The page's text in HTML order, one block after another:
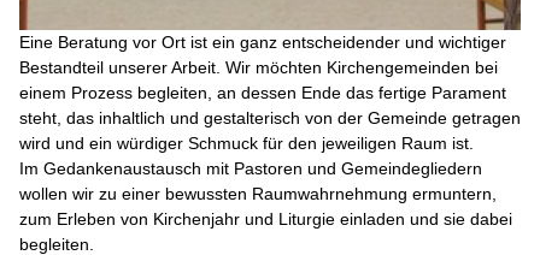
Eine Beratung vor Ort ist ein ganz entscheidender und wichtiger
Bestandteil unserer Arbeit. Wir möchten Kirchengemeinden bei
einem Prozess begleiten, an dessen Ende das fertige Parament
steht, das inhaltlich und gestalterisch von der Gemeinde getragen
wird und ein würdiger Schmuck für den jeweiligen Raum ist.
Im Gedankenaustausch mit Pastoren und Gemeindegliedern
wollen wir zu einer bewussten Raumwahrnehmung ermuntern,
zum Erleben von Kirchenjahr und Liturgie einladen und sie dabei
begleiten.